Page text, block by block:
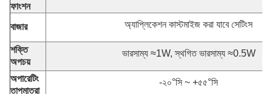
ফাংশন
বাজার অ্যাপ্লিকেশন কাস্টমাইজ করা যাবে সেটিংস
শক্তি
অপচয়
ভারসাম্য ≈1W, স্থগিত ভারসাম্য ≈0.5W
অপারেটিং
তাপমাত্রা
-২০°সি ~ +৫৫°সি